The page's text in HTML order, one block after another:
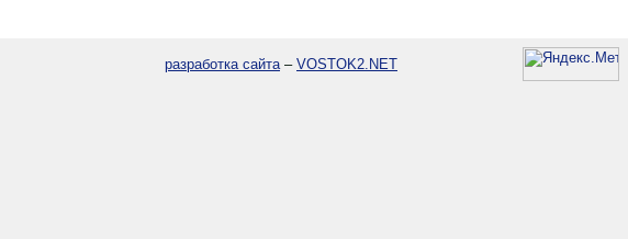
разработка сайта– VOSTOK2.NET